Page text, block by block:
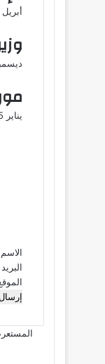
أبريل 4, 2025
ديسمبر 20,
يناير 15, 2026
الاسم